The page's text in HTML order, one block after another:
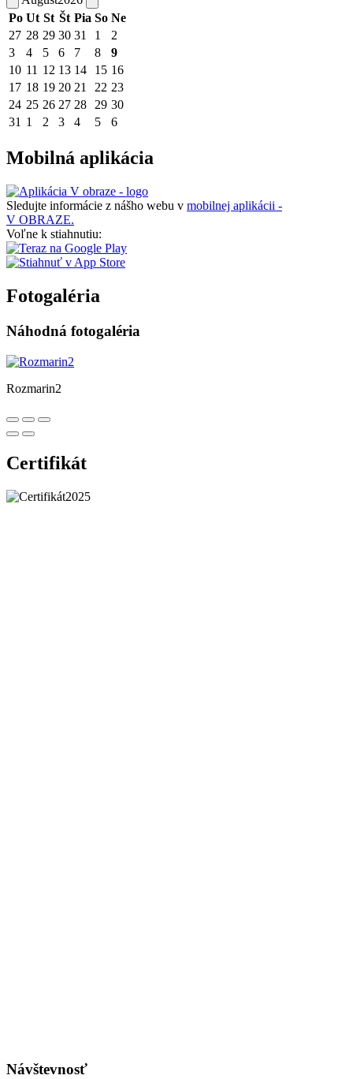
Po Ut St Št Pia So Ne
27 28 29 30 31 1
2
3
4 5 6 7 8
9
10 11 12 13 14 15 16
17 18 19 20 21 22 23
24 25 26 27 28 29 30
31 1 2 3 4 5 6
Mobilná aplikácia
Sledujte informácie z nášho webu v mobilnej aplikácii -
V OBRAZE.
Voľne k stiahnutiu:
Fotogaléria
Náhodná fotogaléria
Rozmarin2
Certifikát
Návštevnosť